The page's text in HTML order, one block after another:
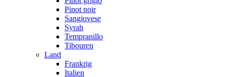
Pinot noir
Sangiovese
Syrah
Tempranillo
Tibouren
Land
Frankrig
Italien